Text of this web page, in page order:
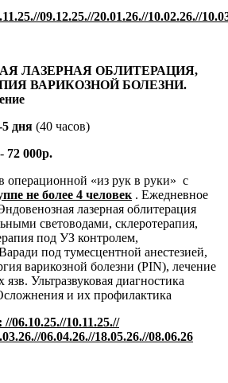
5.//09.12.25.//20.01.26.//10.02.26.//
ЛАЗЕРНАЯ ОБЛИТЕРАЦИЯ,
ВАРИКОЗНОЙ БОЛЕЗНИ.
дня (40 часов)
- 72 000р.
операционной «из рук в руки» с
не более 4 человек. Ежедневное
лазерная облитерация
световодами, склеротерапия,
под УЗ контролем,
под тумесцентной анестезией,
варикозной болезни (PIN), лечение
Ультразвуковая диагностика
и их профилактика
06.10.25.//10.11.25.//
06.04.26.//18.05.26.//08.06.26